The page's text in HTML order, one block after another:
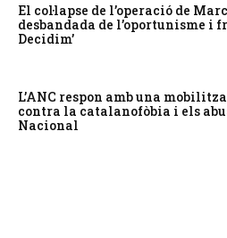
El col·lapse de l’operació de
desbandada de l’oportunisme i
Decidim’
L’ANC respon amb una
contra la catalanofòbia i els
Nacional